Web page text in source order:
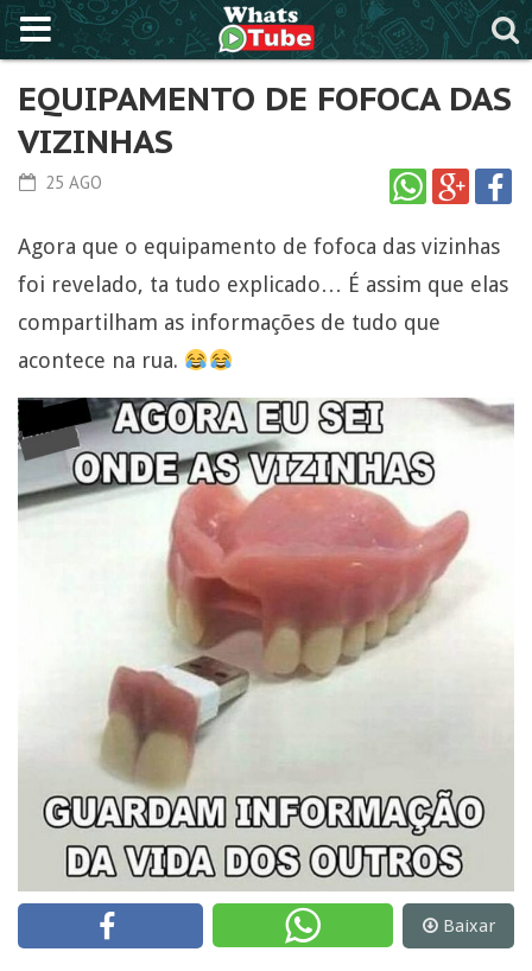
EQUIPAMENTO DE FOFOCA DAS
VIZINHAS
25 AGO
Agora que o equipamento de fofoca das vizinhas
foi revelado, ta tudo explicado… É assim que elas
compartilham as informações de tudo que
acontece na rua.
Baixar